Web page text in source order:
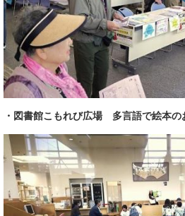
・図書館こもれび広場 多言語で絵本の